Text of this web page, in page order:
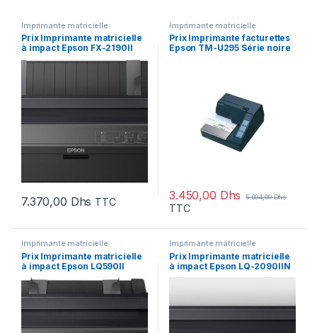
Imprimante matricielle
Prix Imprimante matricielle
à impact Epson FX-2190II
(C11CF38401) – 7370.00 –
7.370,00 Dhs TTC
Imprimante matricielle
Prix Imprimante facturettes
Epson TM-U295 Série noire
3.450,00 Dhs 5.004,00Dhs
TTC
Imprimante matricielle
Prix Imprimante matricielle
à impact Epson LQ590II
(C11CF39401) – 8020.00 –
8020.00
Imprimante matricielle
Prix Imprimante matricielle
à impact Epson LQ-2090IIN